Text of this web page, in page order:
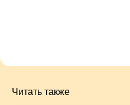
Читать также